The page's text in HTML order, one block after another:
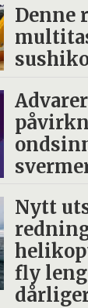
ledet av
Denne
Nytt
fly